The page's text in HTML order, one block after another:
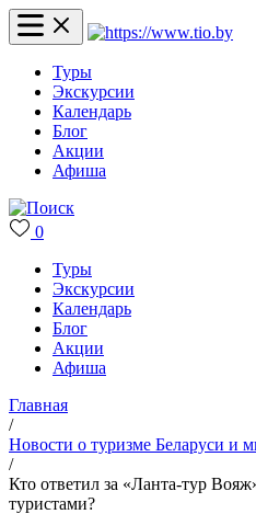
Туры
Экскурсии
Календарь
Блог
Акции
Афиша
0
Туры
Экскурсии
Календарь
Блог
Акции
Афиша
Главная
/
Новости о туризме Беларуси и
/
Кто ответил за «Ланта-тур
туристами?